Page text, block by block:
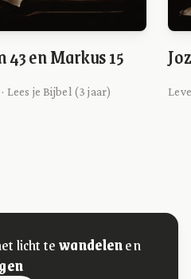
43 en Markus 15
Lees je Bijbel (3 jaar)
licht tewandelenen